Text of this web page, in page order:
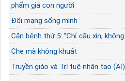
phẩm giá con người
Đổi mạng sống mình
Căn bệnh thứ 5: “Chỉ cầu xin, không
Che mà không khuất
Truyền giáo và Trí tuệ nhân tạo (AI)